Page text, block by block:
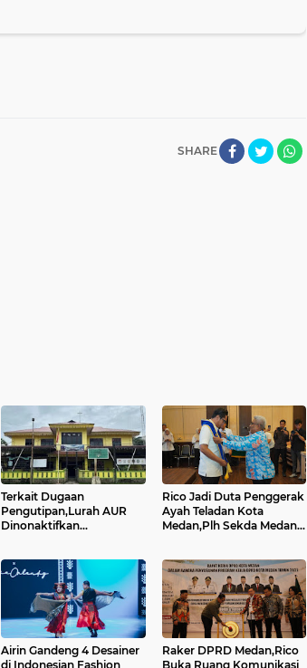
SHARE
Terkait Dugaan
Pengutipan,Lurah AUR
Dinonaktifkan...
Rico Jadi Duta Penggerak
Ayah Teladan Kota
Medan,Plh Sekda Medan
Airin Gandeng 4 Desainer
di Indonesian Fashion
Raker DPRD Medan,Rico
Buka Ruang Komunikasi